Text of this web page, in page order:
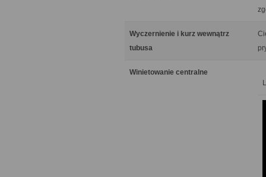
Wyczernienie i kurz wewnątrz
tubusa
Winietowanie centralne